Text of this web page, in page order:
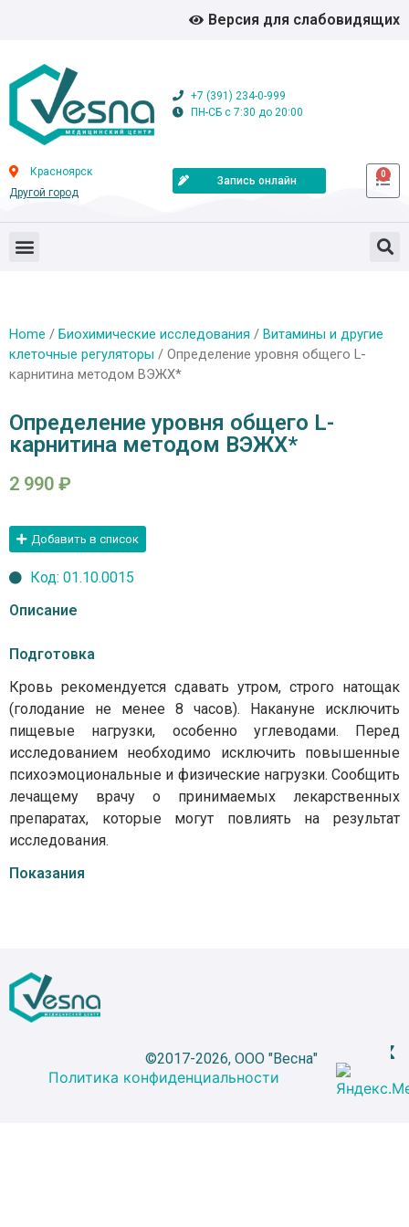
Версия для слабовидящих
+7 (391) 234-0-999
ПН-СБ с 7:30 до 20:00
Красноярск
Другой город
Запись онлайн
0
Home / Биохимические исследования / Витамины и другие
клеточные регуляторы / Определение уровня общего L-
карнитина методом ВЭЖХ*
Определение уровня общего L-
карнитина методом ВЭЖХ*
2 990 ₽
Добавить в список
Код: 01.10.0015
Описание
Подготовка
Кровь рекомендуется сдавать утром, строго натощак
(голодание не менее 8 часов). Накануне исключить
пищевые нагрузки, особенно углеводами. Перед
исследованием необходимо исключить повышенные
психоэмоциональные и физические нагрузки. Сообщить
лечащему врачу о принимаемых лекарственных
препаратах, которые могут повлиять на результат
исследования.
Показания
©2017-2026, ООО "Весна"
Политика конфиденциальности